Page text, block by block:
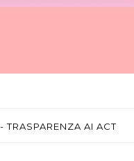
TRASPARENZA AI ACT